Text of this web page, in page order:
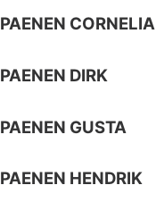
PAENEN CORNELIA
PAENEN DIRK
PAENEN GUSTA
PAENEN HENDRIK